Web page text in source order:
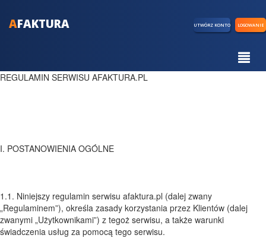
AFAKTURA UTWÓRZ KONTO LOGOWANIE
REGULAMIN SERWISU AFAKTURA.PL
I. POSTANOWIENIA OGÓLNE
1.1. Niniejszy regulamin serwisu afaktura.pl (dalej zwany
„Regulaminem”), określa zasady korzystania przez Klientów (dalej
zwanymi „Użytkownikami”) z tegoż serwisu, a także warunki
świadczenia usług za pomocą tego serwisu.